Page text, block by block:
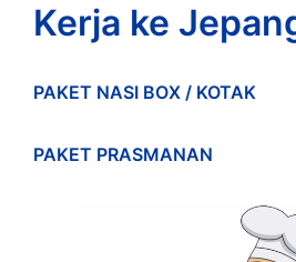
Kerja ke
PAKET NASI BOX / KOTAK
PAKET PRASMANAN